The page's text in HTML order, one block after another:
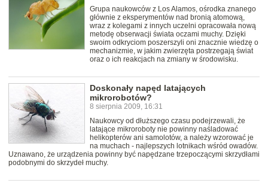
Grupa naukowców z Los Alamos, ośrodka znanego
głównie z eksperymentów nad bronią atomową,
wraz z kolegami z innych uczelni opracowała nową
metodę obserwacji świata oczami muchy. Dzięki
swoim odkryciom poszerszyli oni znacznie wiedzę o
mechanizmie, w jakim zwierzęta postrzegają świat
oraz o ich reakcjach na zmiany w środowisku.
Doskonały napęd latających
mikrorobotów?
8 sierpnia 2009, 16:31
Naukowcy od dłuższego czasu podejrzewali, że
latające mikroroboty nie powinny naśladować
helikopterów ani samolotów, a należy wzorować je
na muchach - najlepszych lotnikach wśród owadów.
Uznawano, że urządzenia powinny być napędzane trzepoczącymi skrzydłami
podobnymi do skrzydeł muchy.